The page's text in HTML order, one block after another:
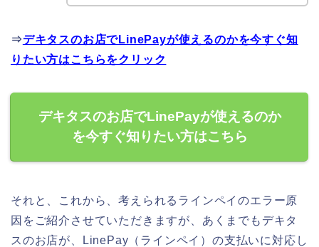
⇒デキタスのお店でLinePayが使えるのかを今すぐ知
りたい方はこちらをクリック
デキタスのお店でLinePayが使えるのか
を今すぐ知りたい方はこちら
それと、これから、考えられるラインペイのエラー原
因をご紹介させていただきますが、あくまでもデキタ
スのお店が、LinePay（ラインペイ）の支払いに対応し